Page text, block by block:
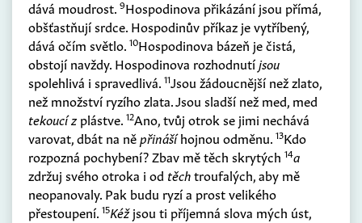
dává moudrost. 9Hospodinova přikázání jsou přímá,
obšťastňují srdce. Hospodinův příkaz je vytříbený,
dává očím světlo. 10Hospodinova bázeň je čistá,
obstojí navždy. Hospodinova rozhodnutíjsou
spolehlivá i spravedlivá. 11Jsou žádoucnější než zlato,
než množství ryzího zlata. Jsou sladší než med, med
tekoucí z plástve. 12Ano, tvůj otrok se jimi nechává
varovat, dbát na něpřinášíhojnou odměnu. 13Kdo
rozpozná pochybení? Zbav mě těch skrytých 14a
zdržuj svého otroka i od těchtroufalých, aby mě
neopanovaly. Pak budu ryzí a prost velikého
přestoupení. 15Kéžjsou ti příjemná slova mých úst,